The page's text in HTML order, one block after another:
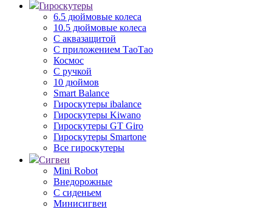
Гироскутеры
6.5 дюймовые колеса
10.5 дюймовые колеса
С аквазащитой
С приложением ТаоТао
Космос
С ручкой
10 дюймов
Smart Balance
Гироскутеры ibalance
Гироскутеры Kiwano
Гироскутеры GT Giro
Гироскутеры Smartone
Все гироскутеры
Сигвеи
Mini Robot
Внедорожные
С сиденьем
Минисигвеи